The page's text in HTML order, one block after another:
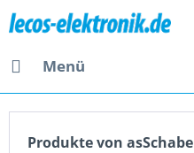
Menü
Produkte von asSchabe